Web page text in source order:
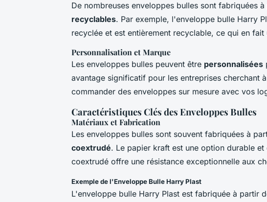
De nombreuses enveloppes bulles sont fabriquées
recyclables. Par exemple, l'enveloppe bulle Harry
recyclée et est entièrement recyclable, ce qui en
Personnalisation et Marque
Les enveloppes bulles peuvent être personnalisées
avantage significatif pour les entreprises cherchant
commander des enveloppes sur mesure avec vos
Caractéristiques Clés des Enveloppes Bulles
Matériaux et Fabrication
Les enveloppes bulles sont souvent fabriquées à
coextrudé. Le papier kraft est une option durable
coextrudé offre une résistance exceptionnelle aux
Exemple de l'Enveloppe Bulle Harry Plast
L'enveloppe bulle Harry Plast est fabriquée à partir